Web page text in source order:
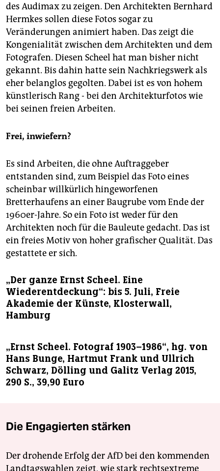
des Audimax zu zeigen. Den Architekten Bernhard
Hermkes sollen diese Fotos sogar zu
Veränderungen animiert haben. Das zeigt die
Kongenialität zwischen dem Architekten und dem
Fotografen. Diesen Scheel hat man bisher nicht
gekannt. Bis dahin hatte sein Nachkriegswerk als
eher belanglos gegolten. Dabei ist es von hohem
künstlerisch Rang - bei den Architekturfotos wie
bei seinen freien Arbeiten.
Frei, inwiefern?
Es sind Arbeiten, die ohne Auftraggeber
entstanden sind, zum Beispiel das Foto eines
scheinbar willkürlich hingeworfenen
Bretterhaufens an einer Baugrube vom Ende der
1960er-Jahre. So ein Foto ist weder für den
Architekten noch für die Bauleute gedacht. Das ist
ein freies Motiv von hoher grafischer Qualität. Das
gestattete er sich.
„Der ganze Ernst Scheel. Eine
Wiederentdeckung“: bis 5. Juli, Freie
Akademie der Künste, Klosterwall,
Hamburg
„Ernst Scheel. Fotograf 1903–1986“, hg. von
Hans Bunge, Hartmut Frank und Ullrich
Schwarz, Dölling und Galitz Verlag 2015,
290 S., 39,90 Euro
Die Engagierten stärken
Der drohende Erfolg der AfD bei den kommenden
Landtagswahlen zeigt, wie stark rechtsextreme